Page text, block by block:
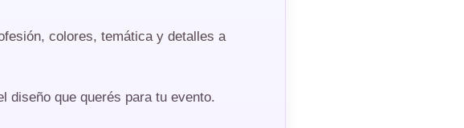
colores, temática y detalles a
diseño que querés para tu evento.